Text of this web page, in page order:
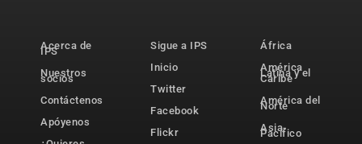
Acerca de
IPS
Nuestros
socios
Contáctenos
Apóyenos
Sigue a IPS
Inicio
Twitter
Facebook
Flickr
África
América
Latina y el
Caribe
América del
Norte
Asia-
Pacífico